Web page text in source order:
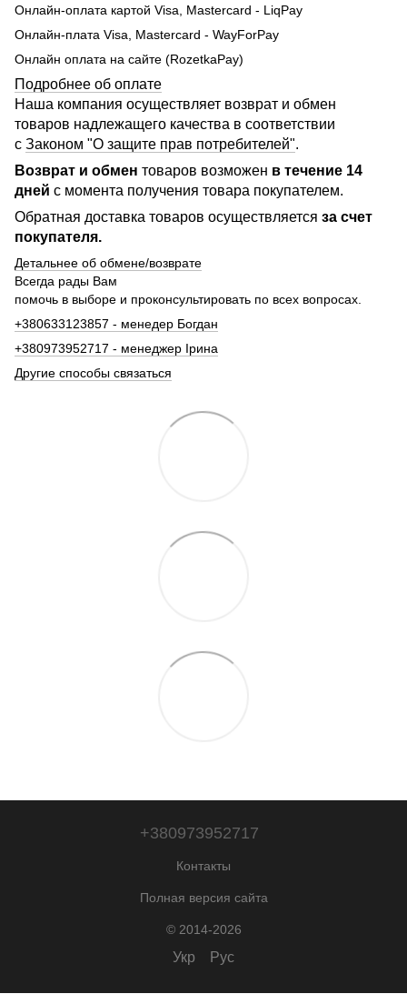
Онлайн-оплата картой Visa, Mastercard - LiqPay
Онлайн-плата Visa, Mastercard - WayForPay
Онлайн оплата на сайте (RozetkaPay)
Подробнее об оплате
Наша компания осуществляет возврат и обмен
товаров надлежащего качества в соответствии
с Законом "О защите прав потребителей".
Возврат и обмен товаров возможен в течение 14
дней с момента получения товара покупателем.
Обратная доставка товаров осуществляется за счет
покупателя.
Детальнее об обмене/возврате
Всегда рады Вам
помочь в выборе и проконсультировать по всех вопросах.
+380633123857 - менедер Богдан
+380973952717 - менеджер Ірина
Другие способы связаться
+380973952717
Контакты
Полная версия сайта
© 2014-2026
Укр Рус